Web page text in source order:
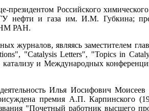
Российского
нефти и газа им. И.М. Губкина;
РАН.
журналов, являясь заместителем
"Catalysis Letters", "Topics in
и Международных
Илья Иосифович
премия А.П. Карпинского
"Почетный работник высшего